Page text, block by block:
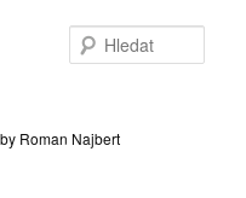
Roman Najbert